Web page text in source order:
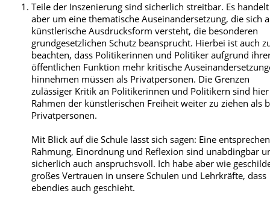
Teile der Inszenierung sind sicherlich streitbar. Es
aber um eine thematische Auseinandersetzung, die sich
künstlerische Ausdrucksform versteht, die besonderen
grundgesetzlichen Schutz beansprucht. Hierbei ist auch
beachten, dass Politikerinnen und Politiker aufgrund
öffentlichen Funktion mehr kritische
hinnehmen müssen als Privatpersonen. Die Grenzen
zulässiger Kritik an Politikerinnen und Politikern sind
Rahmen der künstlerischen Freiheit weiter zu ziehen als
Privatpersonen.
Mit Blick auf die Schule lässt sich sagen: Eine
Rahmung, Einordnung und Reflexion sind unabdingbar
sicherlich auch anspruchsvoll. Ich habe aber wie
großes Vertrauen in unsere Schulen und Lehrkräfte, dass
ebendies auch geschieht.